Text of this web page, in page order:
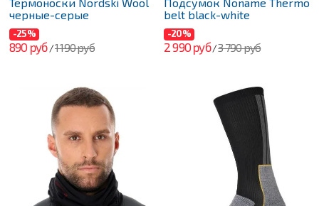
черные-серые
-25%
890 руб/1 190 руб
belt black-white
-20%
2 990 руб/3 790 руб